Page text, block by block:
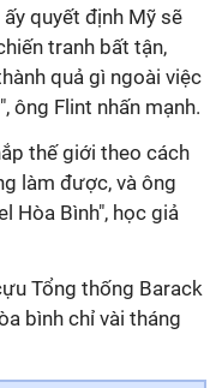
quyết định Mỹ sẽ
tranh bất tận,
quả gì ngoài việc
ông Flint nhấn mạnh.
thế giới theo cách
làm được, và ông
Hòa Bình", học giả
Tổng thống Barack
bình chỉ vài tháng